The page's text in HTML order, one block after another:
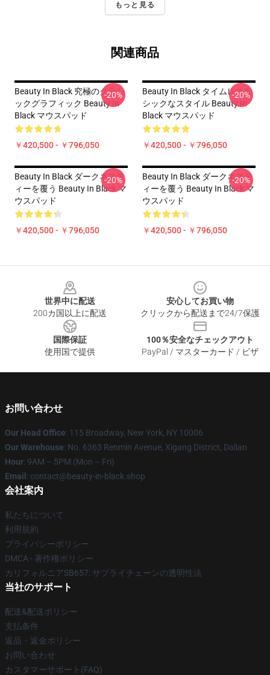
もっと見る
関連商品
Beauty In Black 究極のクラシ
ックグラフィック Beauty In
Black マウスパッド
￥420,500 - ￥796,050
-20%
Beauty In Black タイムレスな
シックなスタイル Beauty In
Black マウスパッド
￥420,500 - ￥796,050
-20%
Beauty In Black ダークネステ
ィーを覆う Beauty In Black マ
ウスパッド
￥420,500 - ￥796,050
-20%
Beauty In Black ダークネステ
ィーを覆う Beauty In Black マ
ウスパッド
￥420,500 - ￥796,050
-20%
世界中に配送
200カ国以上に配送
安心してお買い物
クリックから配送まで24/7保護
国際保証
使用国で提供
100％安全なチェックアウト
PayPal / マスターカード / ビザ
お問い合わせ
Our Head Office: 115 Broadway, New York, NY 10006
Our Warehouse: No. 6363 Renmin Avenue, Xigang District, Dalian
Hour: 9AM – 5PM (Mon – Fri)
Email : contact@beauty-in-black.shop
会社案内
私たちについて
利用規約
プライバシーポリシー
DMCA - 著作権ポリシー
カリフォルニアSB657: サプライチェーンの透明性法
当社のサポート
配送&配送ポリシー
支払条件
返品・返金ポリシー
お問い合わせ
カスタマーサポート(FAQ)